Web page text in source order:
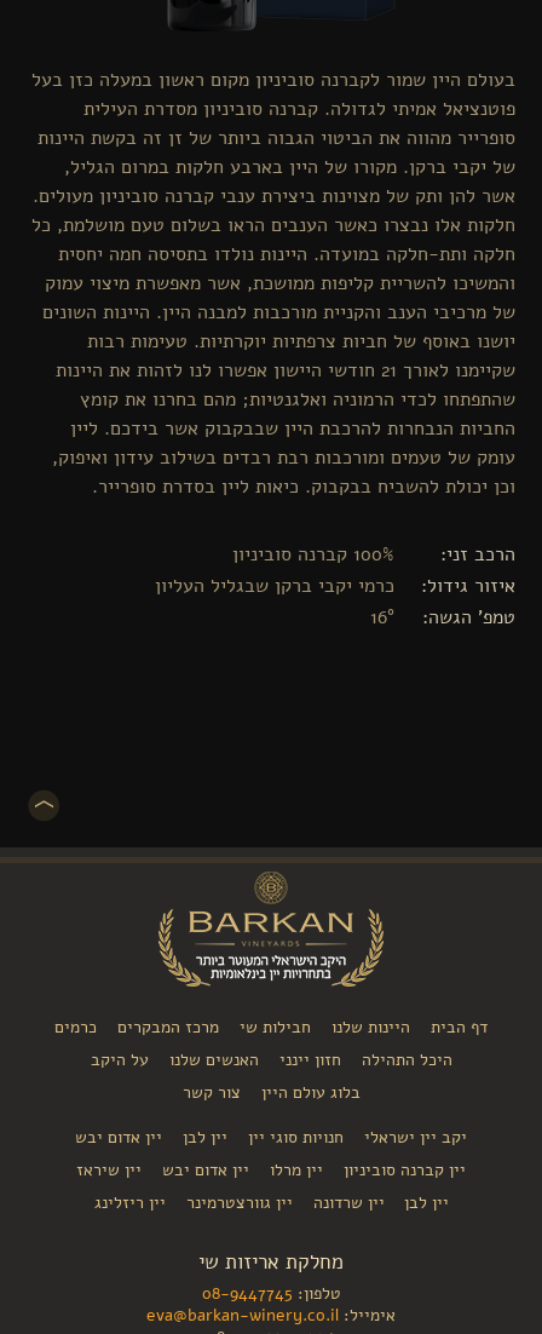
בעולם היין שמור לקברנה סוביניון מקום ראשון במעלה כזן בעל
פוטנציאל אמיתי לגדולה. קברנה סוביניון מסדרת העילית
סופרייר מהווה את הביטוי הגבוה ביותר של זן זה בקשת היינות
של יקבי ברקן. מקורו של היין בארבע חלקות במרום הגליל,
אשר להן ותק של מצוינות ביצירת ענבי קברנה סוביניון מעולים.
חלקות אלו נבצרו כאשר הענבים הראו בשלום טעם מושלמת, כל
חלקה ותת-חלקה במועדה. היינות נולדו בתסיסה חמה יחסית
והמשיכו להשריית קליפות ממושכת, אשר מאפשרת מיצוי עמוק
של מרכיבי הענב והקניית מורכבות למבנה היין. היינות השונים
יושנו באוסף של חביות צרפתיות יוקרתיות. טעימות רבות
שקיימנו לאורך 21 חודשי היישון אפשרו לנו לזהות את היינות
שהתפתחו לכדי הרמוניה ואלגנטיות; מהם בחרנו את קומץ
החביות הנבחרות להרכבת היין שבבקבוק אשר בידכם. ליין
עומק של טעמים ומורכבות רבת רבדים בשילוב עידון ואיפוק,
וכן יכולת להשביח בבקבוק. כיאות ליין בסדרת סופרייר.
הרכב זני
100% קברנה סוביניון
איזור גידול
כרמי יקבי ברקן שבגליל העליון
טמפ' הגשה
16°
דף הבית היינות שלנו חבילות שי מרכז המבקרים
כרמים
היכל התהילה
חזון יינני האנשים שלנו
על היקב
בלוג עולם היין
צור קשר
יקב יין ישראלי
חנויות סוגי יין יין לבן
יין אדום יבש
יין קברנה סוביניון
יין מרלו יין אדום יבש
יין שיראז
יין לבן
יין שרדונה יין גוורצטרמינר יין ריזלינג
מחלקת אריזות שי
טלפון: 08-9447745
אימייל: eva@barkan-winery.co.il